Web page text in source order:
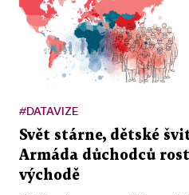
#DATAVIZE
Svět stárne, dětské
Armáda důchodců
východě